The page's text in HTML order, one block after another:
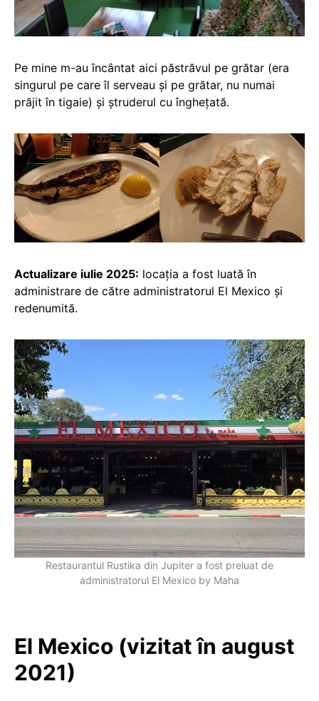
Pe mine m-au încântat aici păstrăvul pe grătar (era
singurul pe care îl serveau și pe grătar, nu numai
prăjit în tigaie) și ștruderul cu înghețată.
Actualizare iulie 2025: locația a fost luată în
administrare de către administratorul El Mexico și
redenumită.
Restaurantul Rustika din Jupiter a fost preluat de
administratorul El Mexico by Maha
El Mexico (vizitat în august
2021)